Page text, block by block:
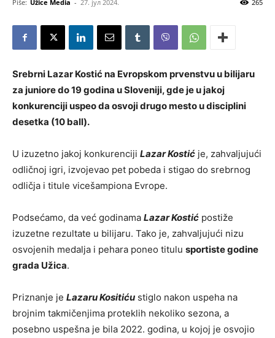
Piše: Užice Media - 27. јул 2024. 265
Srebrni Lazar Kostić na Evropskom prvenstvu u bilijaru
za juniore do 19 godina u Sloveniji, gde je u jakoj
konkurenciji uspeo da osvoji drugo mesto u disciplini
desetka (10 ball).
U izuzetno jakoj konkurenciji Lazar Kostić je, zahvaljujući
odličnoj igri, izvojevao pet pobeda i stigao do srebrnog
odličja i titule vicešampiona Evrope.
Podsećamo, da već godinama Lazar Kostić postiže
izuzetne rezultate u bilijaru. Tako je, zahvaljujući nizu
osvojenih medalja i pehara poneo titulu sportiste godine
grada Užica.
Priznanje je Lazaru Kositiću stiglo nakon uspeha na
brojnim takmičenjima proteklih nekoliko sezona, a
posebno uspešna je bila 2022. godina, u kojoj je osvojio